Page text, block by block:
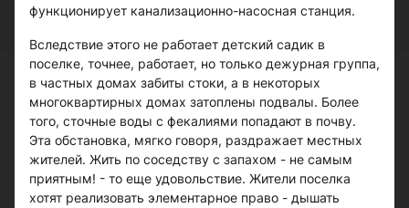
функционирует канализационно-насосная станция.
Вследствие этого не работает детский садик в
поселке, точнее, работает, но только дежурная группа,
в частных домах забиты стоки, а в некоторых
многоквартирных домах затоплены подвалы. Более
того, сточные воды с фекалиями попадают в почву.
Эта обстановка, мягко говоря, раздражает местных
жителей. Жить по соседству с запахом - не самым
приятным! - то еще удовольствие. Жители поселка
хотят реализовать элементарное право - дышать